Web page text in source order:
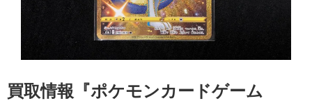
買取情報『ポケモンカードゲーム